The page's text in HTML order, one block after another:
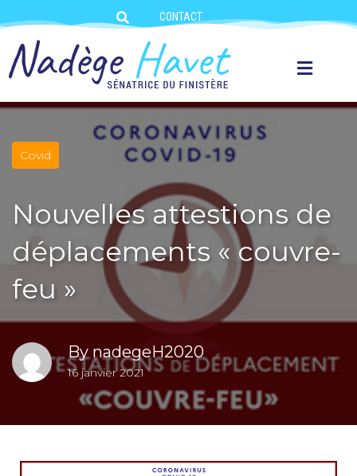
CONTACT
Covid
Nouvelles attestions de
déplacements « couvre-
feu »
BynadegeH2020
16 janvier 2021